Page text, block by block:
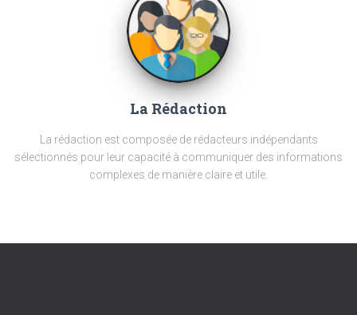
La Rédaction
La rédaction est composée de rédacteurs indépendants
sélectionnés pour leur capacité à communiquer des informations
complexes de manière claire et utile.